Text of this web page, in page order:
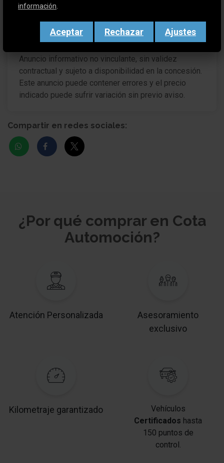
Sábados: 9:30-13:30h
Anuncio informativo no vinculante, sin validez
contractual y sujeto a disponibilidad en la concesión.
Este anuncio puede contener errores y el precio
indicado puede sufrir variación sin previo aviso.
Compartir en redes sociales:
¿Por qué comprar en Cota
Automoción?
Atención Personalizada
Asesoramiento
exclusivo
Kilometraje garantizado
Vehículos
Certificados hasta
150 puntos de
control.
información
Aceptar Rechazar Ajustes